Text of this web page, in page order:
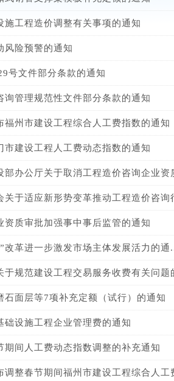
施工程造价调整有关事项的通知
风险预警的通知
号文件部分条款的通知
询管理规范性文件部分条款的通知
福州市建设工程综合人工费指数的通知
市建设工程人工费动态指数的通知
部办公厅关于取消工程造价咨询企业资
关于适应新形势变革推动工程造价咨询
资质审批加强事中事后监管的通知
改革进一步激发市场主体发展活力的通
于规范建设工程交易服务收费有关问题
石面层等7项补充定额（试行）的通知
础设施工程企业管理费的通知
期间人工费动态指数调整的补充通知
调整春节期间福州市建设工程综合人工